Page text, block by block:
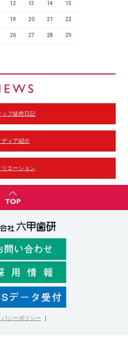
12 13 14 15
19 20 21 22
26 27 28 29
ッフ徒然日記
ディア紹介
リエーション
バシーポリシー